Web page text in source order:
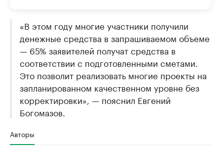
«В этом году многие участники получили
денежные средства в запрашиваемом объеме
— 65% заявителей получат средства в
соответствии с подготовленными сметами.
Это позволит реализовать многие проекты на
запланированном качественном уровне без
корректировки», — пояснил Евгений
Богомазов.
Авторы